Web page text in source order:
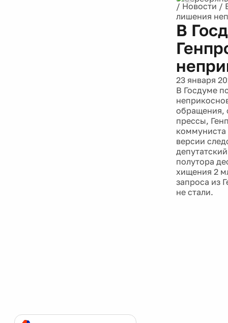
/ Новости /
лишения
В
23 января
В Госдуме
обращения,
прессы,
версии
полутора
хищения 2
запроса из
не стали.